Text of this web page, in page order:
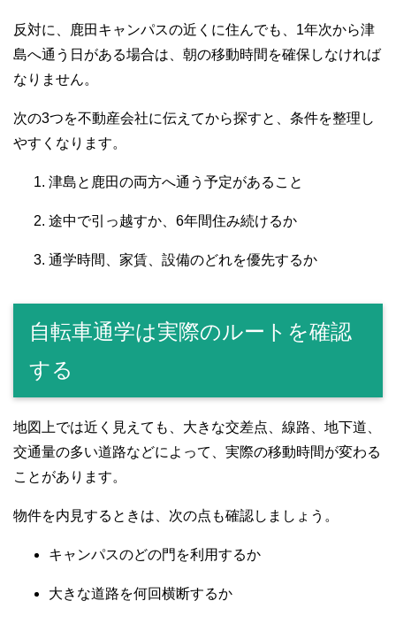
反対に、鹿田キャンパスの近くに住んでも、1年次から津
島へ通う日がある場合は、朝の移動時間を確保しなければ
なりません。
次の3つを不動産会社に伝えてから探すと、条件を整理し
やすくなります。
津島と鹿田の両方へ通う予定があること
途中で引っ越すか、6年間住み続けるか
通学時間、家賃、設備のどれを優先するか
自転車通学は実際のルートを確認
する
地図上では近く見えても、大きな交差点、線路、地下道、
交通量の多い道路などによって、実際の移動時間が変わる
ことがあります。
物件を内見するときは、次の点も確認しましょう。
キャンパスのどの門を利用するか
大きな道路を何回横断するか